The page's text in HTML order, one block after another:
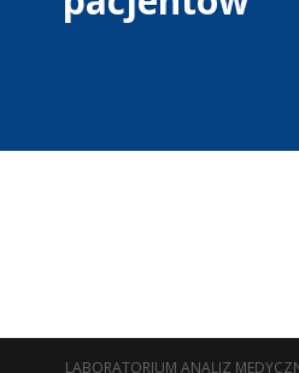
LABORATORIUM ANALIZ